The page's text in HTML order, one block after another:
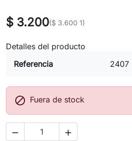
$ 3.200($ 3.600 1)
Detalles del producto
Referencia
2407
 Fuera de stock
 